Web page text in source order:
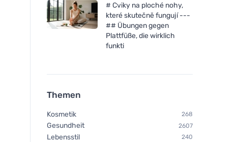
# Cviky na ploché nohy,
které skutečně fungují ---
## Übungen gegen
Plattfüße, die wirklich
funkti
Themen
Kosmetik 268
Gesundheit 2607
Lebensstil 240